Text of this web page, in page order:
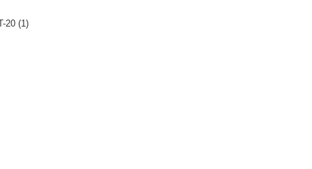
20 (1)